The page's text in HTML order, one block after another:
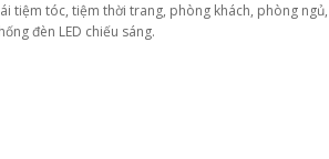
tiệm tóc, tiệm thời trang, phòng khách, phòng
đèn LED chiếu sáng.